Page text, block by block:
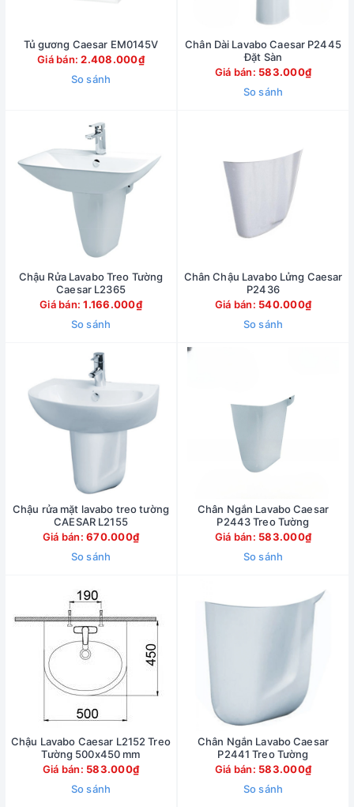
Tủ gương Caesar EM0145V
Giá bán:2.408.000₫
So sánh
Chân Dài Lavabo Caesar P2445
Đặt Sàn
Giá bán: 583.000₫
So sánh
Chậu Rửa Lavabo Treo Tường
Caesar L2365
Giá bán:1.166.000₫
So sánh
Chân Chậu Lavabo Lửng Caesar
P2436
Giá bán: 540.000₫
So sánh
Chậu rửa mặt lavabo treo tường
CAESAR L2155
Giá bán:670.000₫
So sánh
Chân Ngắn Lavabo Caesar
P2443 Treo Tường
Giá bán: 583.000₫
So sánh
Chậu Lavabo Caesar L2152 Treo
Tường 500x450 mm
Giá bán: 583.000₫
So sánh
Chân Ngắn Lavabo Caesar
P2441 Treo Tường
Giá bán: 583.000₫
So sánh